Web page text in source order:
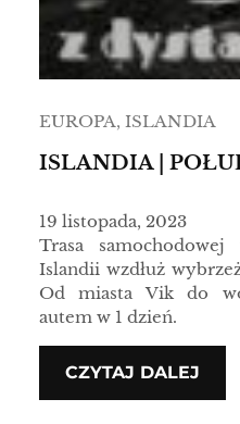
EUROPA, ISLANDIA
ISLANDIA |
19 listopada, 2023
Trasa
Islandii wzdłuż
Od miasta Vik do
autem w 1 dzień.
CZYTAJ DALEJ